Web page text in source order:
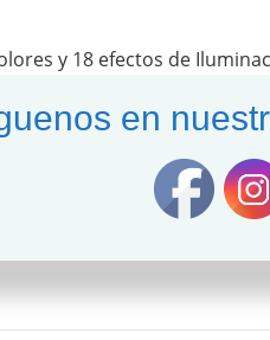
y 18 efectos de
y “<>” al costado del Shift)
controles multimedia,
(doble inyección)
extractoras de
en oro y filtro anti-
en